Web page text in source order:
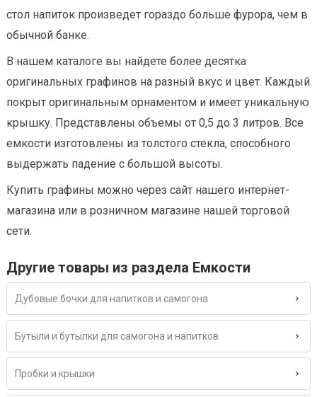
стол напиток произведет гораздо больше фурора, чем в
обычной банке.
В нашем каталоге вы найдете более десятка
оригинальных графинов на разный вкус и цвет. Каждый
покрыт оригинальным орнаментом и имеет уникальную
крышку. Представлены объемы от 0,5 до 3 литров. Все
емкости изготовлены из толстого стекла, способного
выдержать падение с большой высоты.
Купить графины можно через сайт нашего интернет-
магазина или в розничном магазине нашей торговой
сети.
Другие товары из раздела Емкости
Дубовые бочки для напитков и самогона
Бутыли и бутылки для самогона и напитков
Пробки и крышки